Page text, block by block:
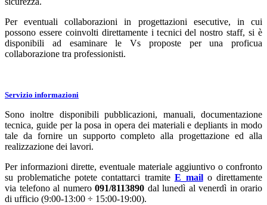
Per eventuali collaborazioni in progettazioni esecutive, in cui
possono essere coinvolti direttamente i tecnici del nostro staff, si è
disponibili ad esaminare le Vs proposte per una proficua
collaborazione tra professionisti.
Servizio informazioni
Sono inoltre disponibili pubblicazioni, manuali, documentazione
tecnica, guide per la posa in opera dei materiali e depliants in modo
tale da fornire un supporto completo alla progettazione ed alla
realizzazione dei lavori.
Per informazioni dirette, eventuale materiale aggiuntivo o confronto
su problematiche potete contattarci tramite E_mailo direttamente
via telefono al numero 091/8113890 dal lunedì al venerdì in orario
di ufficio (9:00-13:00 ÷ 15:00-19:00).